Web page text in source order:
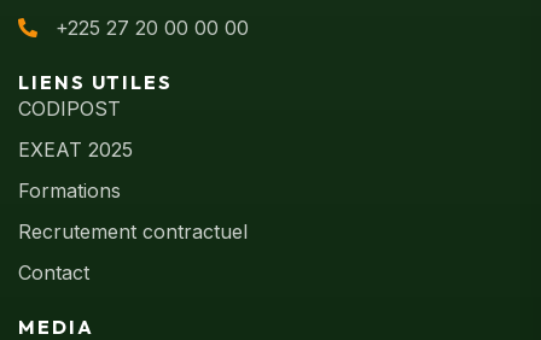
+225 27 20 00 00 00
LIENS UTILES
CODIPOST
EXEAT 2025
Formations
Recrutement contractuel
Contact
MEDIA